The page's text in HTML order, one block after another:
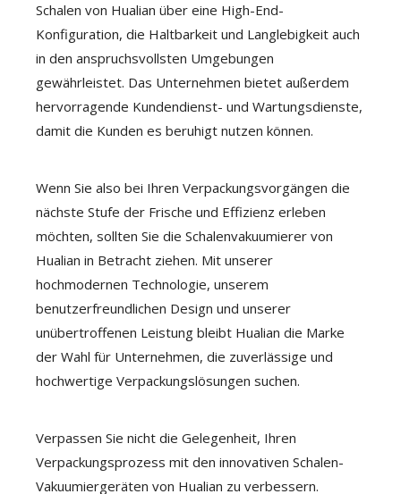
Schalen von Hualian über eine High-End-
Konfiguration, die Haltbarkeit und Langlebigkeit auch
in den anspruchsvollsten Umgebungen
gewährleistet. Das Unternehmen bietet außerdem
hervorragende Kundendienst- und Wartungsdienste,
damit die Kunden es beruhigt nutzen können.
Wenn Sie also bei Ihren Verpackungsvorgängen die
nächste Stufe der Frische und Effizienz erleben
möchten, sollten Sie die Schalenvakuumierer von
Hualian in Betracht ziehen. Mit unserer
hochmodernen Technologie, unserem
benutzerfreundlichen Design und unserer
unübertroffenen Leistung bleibt Hualian die Marke
der Wahl für Unternehmen, die zuverlässige und
hochwertige Verpackungslösungen suchen.
Verpassen Sie nicht die Gelegenheit, Ihren
Verpackungsprozess mit den innovativen Schalen-
Vakuumiergeräten von Hualian zu verbessern.